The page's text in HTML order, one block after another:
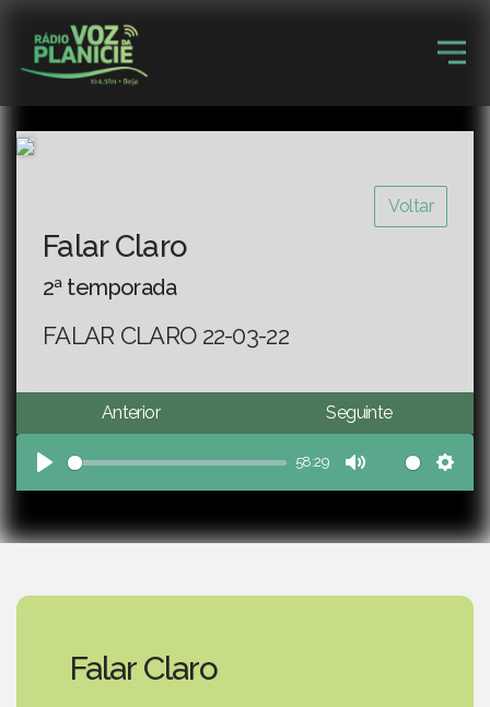
Voltar
Falar Claro
2ª temporada
FALAR CLARO 22-03-22
Anterior Seguinte
Play
58:29
Mute
Falar Claro